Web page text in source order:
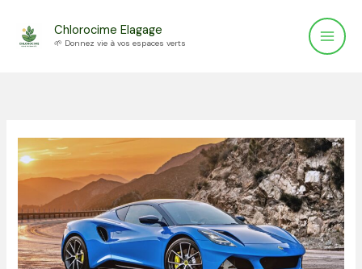
Chlorocime Elagage
🌱 Donnez vie à vos espaces verts